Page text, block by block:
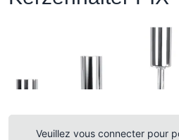
Veuillez vous connecter pour